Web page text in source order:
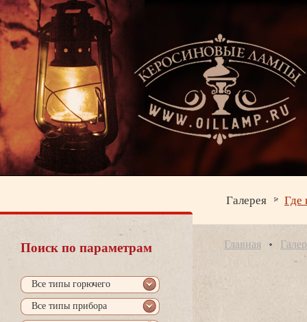
Галерея Где
Поиск по параметрам
се типы горючего
се типы прибора
Главная